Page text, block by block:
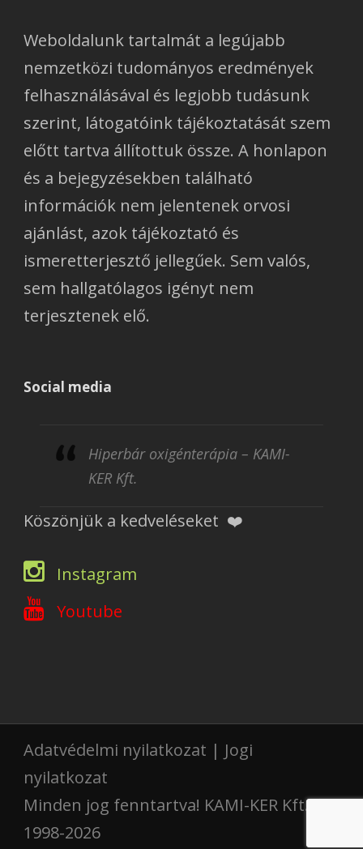
Weboldalunk tartalmát a legújabb
nemzetközi tudományos eredmények
felhasználásával és legjobb tudásunk
szerint, látogatóink tájékoztatását szem
előtt tartva állítottuk össze. A honlapon
és a bejegyzésekben található
információk nem jelentenek orvosi
ajánlást, azok tájékoztató és
ismeretterjesztő jellegűek. Sem valós,
sem hallgatólagos igényt nem
terjesztenek elő.
Social media
Hiperbár oxigénterápia – KAMI-
KER Kft.
Köszönjük a kedveléseket ❤️
Instagram
Youtube
Adatvédelmi nyilatkozat | Jogi
nyilatkozat
Minden jog fenntartva! KAMI-KER Kft.©
1998-2026